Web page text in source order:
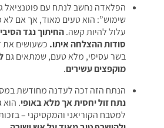
הפלאדה נחשב לנתח עם פוטנציאל גבוה
שימוש”: הוא טעים מאוד, אך אם לא
עלול להיות קשה.החיתוך נגד הסיבים
סודות ההצלחה איתו.כשעושים את זה
בשר עסיסי, מלא טעם, שמתאים גםלמנות
מוקפצים עשירים.
הנתח הזה זכה לעדנה מחודשת
נתח זול יחסית אך מלא באופי. הוא גם
למטבח הקוריאני והמקסיקני – בזכות